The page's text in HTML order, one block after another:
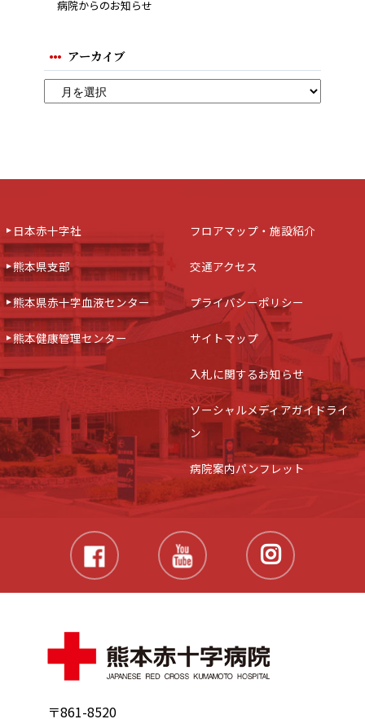
病院からのお知らせ
アーカイブ
〒861-8520
日本赤十字社
熊本県支部
熊本県赤十字血液センター
熊本健康管理センター
フロアマップ・施設紹介
交通アクセス
プライバシーポリシー
サイトマップ
入札に関するお知らせ
ソーシャルメディアガイドライ
ン
病院案内パンフレット